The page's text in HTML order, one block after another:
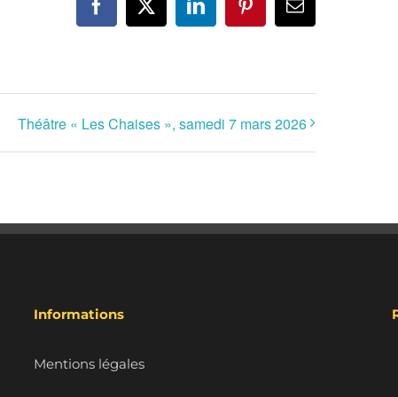
Facebook
X LinkedInPinterestEmail
Théâtre « Les Chaises », samedi 7 mars 2026
Informations
Mentions légales